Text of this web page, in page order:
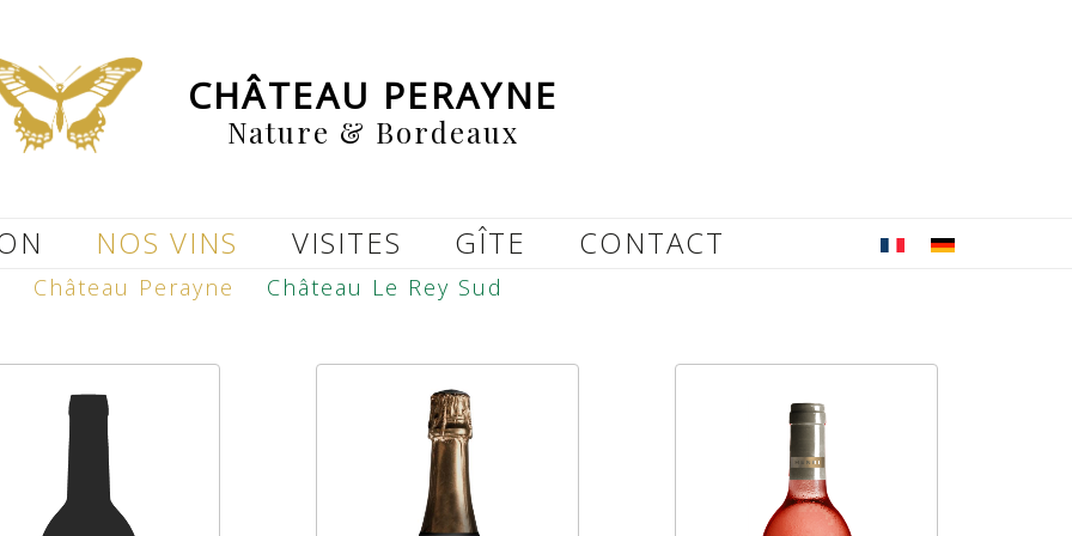
CHÂTEAU PERAYNE
Nature & Bordeaux
NOS VINS VISITES GÎTE CONTACT
Château Perayne Château Le Rey Sud